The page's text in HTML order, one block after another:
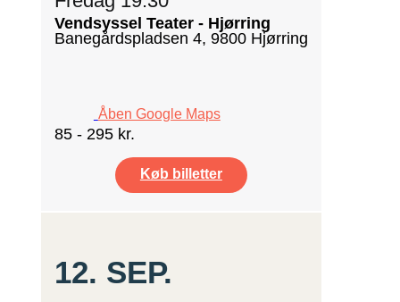
Vendsyssel Teater - Hjørring
Banegårdspladsen 4, 9800 Hjørring
Åben Google Maps
85 - 295 kr.
Køb billetter
12. SEP.